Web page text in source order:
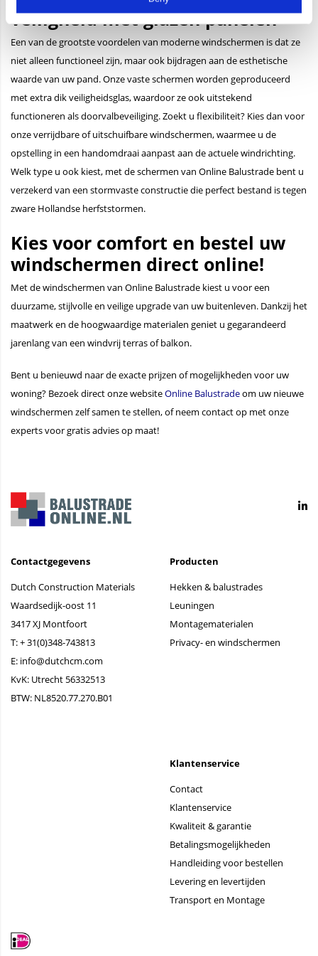
veiligheid met glazen panelen
Een van de grootste voordelen van moderne windschermen is dat ze
niet alleen functioneel zijn, maar ook bijdragen aan de esthetische
waarde van uw pand. Onze vaste schermen worden geproduceerd
met extra dik veiligheidsglas, waardoor ze ook uitstekend
functioneren als doorvalbeveiliging. Zoekt u flexibiliteit? Kies dan voor
onze verrijdbare of uitschuifbare windschermen, waarmee u de
opstelling in een handomdraai aanpast aan de actuele windrichting.
Welk type u ook kiest, met de schermen van Online Balustrade bent u
verzekerd van een stormvaste constructie die perfect bestand is tegen
zware Hollandse herfststormen.
Kies voor comfort en bestel uw
windschermen direct online!
Met de windschermen van Online Balustrade kiest u voor een
duurzame, stijlvolle en veilige upgrade van uw buitenleven. Dankzij het
maatwerk en de hoogwaardige materialen geniet u gegarandeerd
jarenlang van een windvrij terras of balkon.
Bent u benieuwd naar de exacte prijzen of mogelijkheden voor uw
woning? Bezoek direct onze websiteOnline Balustradeom uw nieuwe
windschermen zelf samen te stellen, of neem contact op met onze
experts voor gratis advies op maat!
Contactgegevens
Dutch Construction Materials
Waardsedijk-oost 11
3417 XJ Montfoort
T:+ 31(0)348-743813
E: info@dutchcm.com
KvK: Utrecht 56332513
BTW: NL8520.77.270.B01
Producten
Hekken & balustrades
Leuningen
Montagematerialen
Privacy- en windschermen
Klantenservice
Contact
Klantenservice
Kwaliteit & garantie
Betalingsmogelijkheden
Handleiding voor bestellen
Levering en levertijden
Transport en Montage